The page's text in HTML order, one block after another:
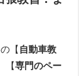
【 自動車教
【専門のペー